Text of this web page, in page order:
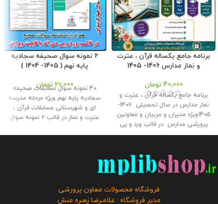
برنامه جامع یکساله قرآن ، عترت
و نماز مدارس 1406- 1405
40,000 تومان
برنامه جامع یکساله قرآن ، عترت و
نماز مدارس در سال تحصیلی 1406-
1405ویژه مدیران و مربیان و معاونین
پرورشی مدارس در قالب ورد و پی
دی اف با قابلیت ویرایش در
توسطه فروشگاه معاون پرورشی
طراحی گردید . حجم فايل : 9 مگابايت
کلیه حقوق این برنامه متعلق به
فروش و انتشار این برنامه توسط
دیگران مورد رضایت ما نیست و شرعا
2 نمونه سوال صحیفه سجادیه
پایه نهم ( 1405- 1404 )
20,000 تومان
40 نمونه سوال مسابقات صحیفه
سجادیه پایه نهم ویژه مرحله مدرسه
ای و شهرستانی مسابقات قرآن ،
عترت و نماز در قالب 2 نمونه سوال
پاسخنامه سوالات در قالب ورد و پی
فروشگاه معاون پرورشی می باشد و
فروشگاه محصولات معاون پرورشی
مدیر فروشگاه : غلامـرضا زهـره منش